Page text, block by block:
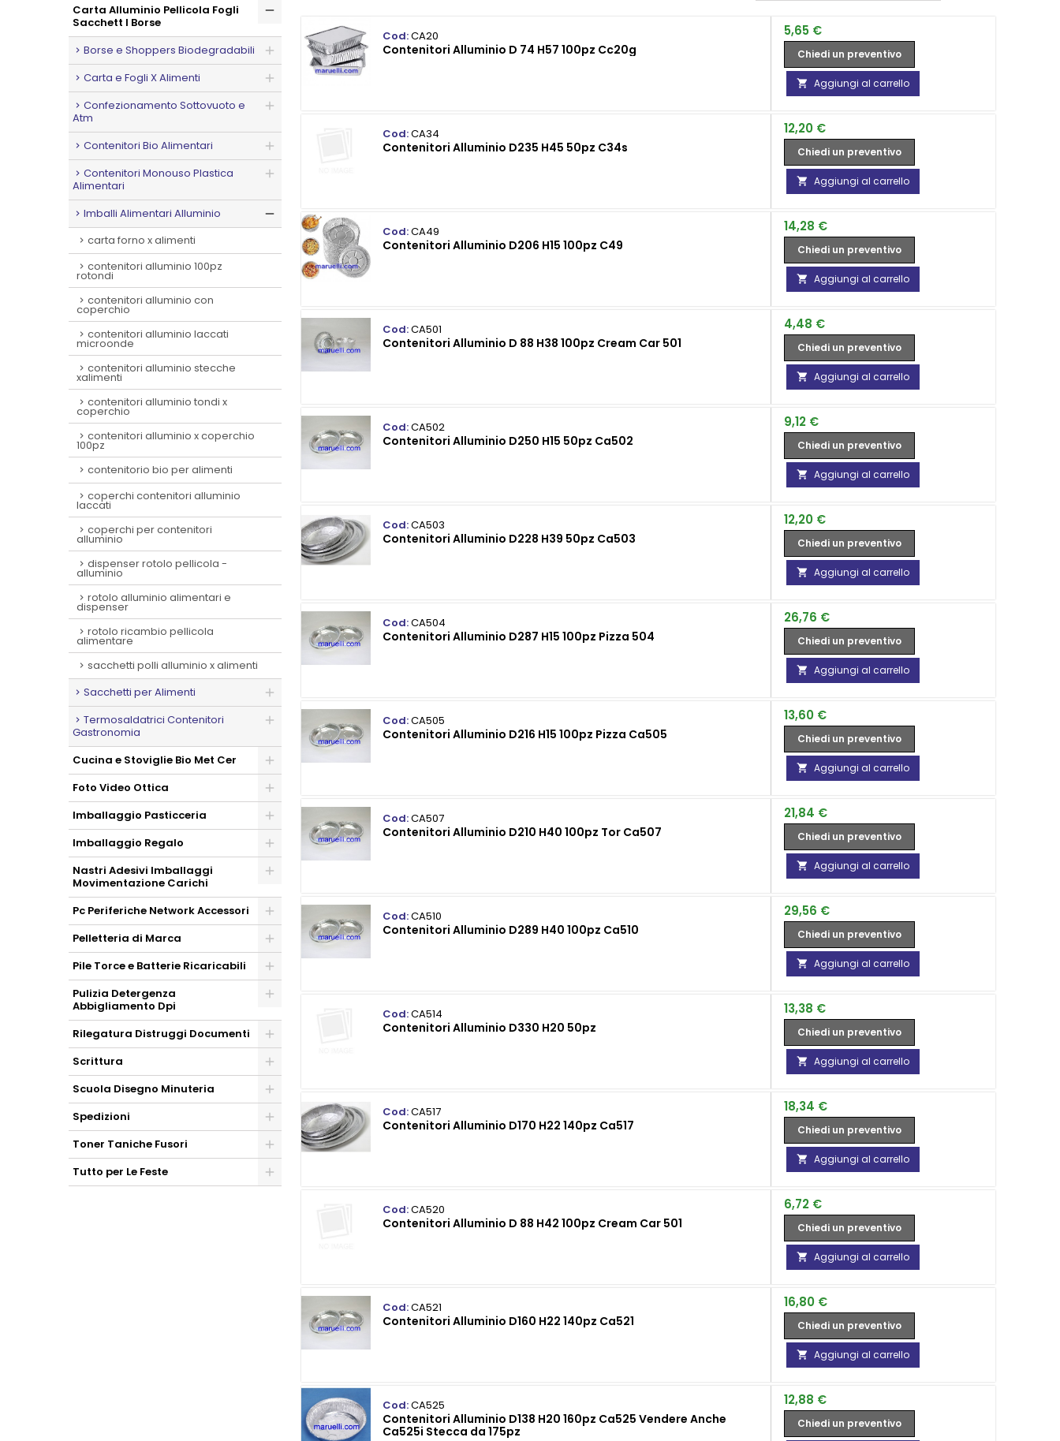
Carta Alluminio Pellicola Fogli
Sacchett I Borse
Borse e Shoppers Biodegradabili
Carta e Fogli X Alimenti
Confezionamento Sottovuoto e
Atm
Contenitori Bio Alimentari
Contenitori Monouso Plastica
Alimentari
Imballi Alimentari Alluminio
carta forno x alimenti
contenitori alluminio 100pz
rotondi
contenitori alluminio con
coperchio
contenitori alluminio laccati
microonde
contenitori alluminio stecche
xalimenti
contenitori alluminio tondi x
coperchio
contenitori alluminio x coperchio
100pz
contenitorio bio per alimenti
coperchi contenitori alluminio
laccati
coperchi per contenitori
alluminio
dispenser rotolo pellicola -
alluminio
rotolo alluminio alimentari e
dispenser
rotolo ricambio pellicola
alimentare
sacchetti polli alluminio x alimenti
Sacchetti per Alimenti
Termosaldatrici Contenitori
Gastronomia
Cucina e Stoviglie Bio Met Cer
Foto Video Ottica
Imballaggio Pasticceria
Imballaggio Regalo
Nastri Adesivi Imballaggi
Movimentazione Carichi
Pc Periferiche Network Accessori
Pelletteria di Marca
Pile Torce e Batterie Ricaricabili
Pulizia Detergenza
Abbigliamento Dpi
Rilegatura Distruggi Documenti
Scrittura
Scuola Disegno Minuteria
Spedizioni
Toner Taniche Fusori
Tutto per Le Feste
Cod:CA20
Contenitori Alluminio D 74 H57 100pz Cc20g
Prezzo
5,65 €
Chiedi un preventivo
 Aggiungi al carrello
Cod:CA34
Contenitori Alluminio D235 H45 50pz C34s
Prezzo
12,20 €
Chiedi un preventivo
 Aggiungi al carrello
Cod:CA49
Contenitori Alluminio D206 H15 100pz C49
Prezzo
14,28 €
Chiedi un preventivo
 Aggiungi al carrello
Cod:CA501
Contenitori Alluminio D 88 H38 100pz Cream Car 501
Prezzo
4,48 €
Chiedi un preventivo
 Aggiungi al carrello
Cod:CA502
Contenitori Alluminio D250 H15 50pz Ca502
Prezzo
9,12 €
Chiedi un preventivo
 Aggiungi al carrello
Cod:CA503
Contenitori Alluminio D228 H39 50pz Ca503
Prezzo
12,20 €
Chiedi un preventivo
 Aggiungi al carrello
Cod:CA504
Contenitori Alluminio D287 H15 100pz Pizza 504
Prezzo
26,76 €
Chiedi un preventivo
 Aggiungi al carrello
Cod:CA505
Contenitori Alluminio D216 H15 100pz Pizza Ca505
Prezzo
13,60 €
Chiedi un preventivo
 Aggiungi al carrello
Cod:CA507
Contenitori Alluminio D210 H40 100pz Tor Ca507
Prezzo
21,84 €
Chiedi un preventivo
 Aggiungi al carrello
Cod:CA510
Contenitori Alluminio D289 H40 100pz Ca510
Prezzo
29,56 €
Chiedi un preventivo
 Aggiungi al carrello
Cod:CA514
Contenitori Alluminio D330 H20 50pz
Prezzo
13,38 €
Chiedi un preventivo
 Aggiungi al carrello
Cod:CA517
Contenitori Alluminio D170 H22 140pz Ca517
Prezzo
18,34 €
Chiedi un preventivo
 Aggiungi al carrello
Cod:CA520
Contenitori Alluminio D 88 H42 100pz Cream Car 501
Prezzo
6,72 €
Chiedi un preventivo
 Aggiungi al carrello
Cod:CA521
Contenitori Alluminio D160 H22 140pz Ca521
Prezzo
16,80 €
Chiedi un preventivo
 Aggiungi al carrello
Cod:CA525
Contenitori Alluminio D138 H20 160pz Ca525 Vendere Anche
Ca525i Stecca da 175pz
Prezzo
12,88 €
Chiedi un preventivo